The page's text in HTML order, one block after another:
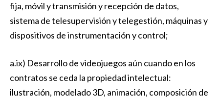
fija, móvil y transmisión y recepción de datos,
sistema de telesupervisión y telegestión, máquinas y
dispositivos de instrumentación y control;
a.ix) Desarrollo de videojuegos aún cuando en los
contratos se ceda la propiedad intelectual:
ilustración, modelado 3D, animación, composición de